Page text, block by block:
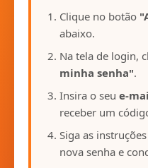
Clique no botão
abaixo.
Na tela de login,
minha senha".
Insira o seu e-
receber um
Siga as
nova senha e